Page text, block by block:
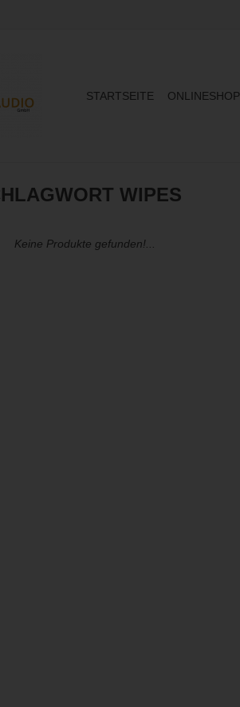
STARTSEITE ONLINESHOP
WIPES
Keine Produkte gefunden!...